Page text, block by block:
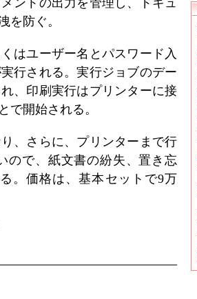
ントの出力を管理し、ドキュ
を防ぐ。
はユーザー名とパスワード入
行される。実行ジョブのデー
、印刷実行はプリンターに接
で開始される。
、さらに、プリンターまで行
ので、紙文書の紛失、置き忘
。価格は、基本セットで9万